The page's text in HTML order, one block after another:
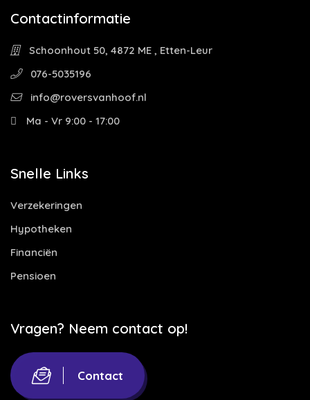
Contactinformatie
Schoonhout 50, 4872 ME , Etten-Leur
076-5035196
info@roversvanhoof.nl
Ma - Vr 9:00 - 17:00
Snelle Links
Verzekeringen
Hypotheken
Financiën
Pensioen
Vragen? Neem contact op!
Contact